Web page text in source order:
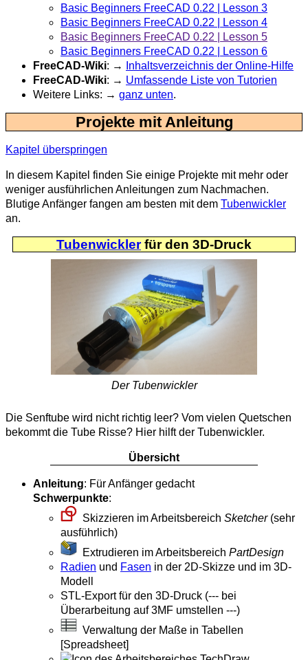
Basic Beginners FreeCAD 0.22 | Lesson 3
Basic Beginners FreeCAD 0.22 | Lesson 4
Basic Beginners FreeCAD 0.22 | Lesson 5
Basic Beginners FreeCAD 0.22 | Lesson 6
FreeCAD-Wiki: →
Inhaltsverzeichnis der Online-Hilfe
FreeCAD-Wiki: → Umfassende Liste von Tutorien
Weitere Links: → ganz unten.
Projekte mit Anleitung
Kapitel überspringen
In diesem Kapitel finden Sie einige Projekte mit mehr oder
weniger ausführlichen Anleitungen zum Nachmachen.
Blutige Anfänger fangen am besten mit dem Tubenwickler
an.
Tubenwicklerfür den 3D-Druck
Der Tubenwickler
Die Senftube wird nicht richtig leer? Vom vielen Quetschen
bekommt die Tube Risse? Hier hilft der Tubenwickler.
Übersicht
Anleitung: Für Anfänger gedacht
Schwerpunkte:
Skizzieren im Arbeitsbereich Sketcher(sehr
ausführlich)
Extrudieren im Arbeitsbereich PartDesign
Radien und Fasen in der 2D-Skizze und im 3D-
Modell
STL-Export für den 3D-Druck (--- bei
Überarbeitung auf 3MF umstellen ---)
Verwaltung der Maße in Tabellen
[Spreadsheet]